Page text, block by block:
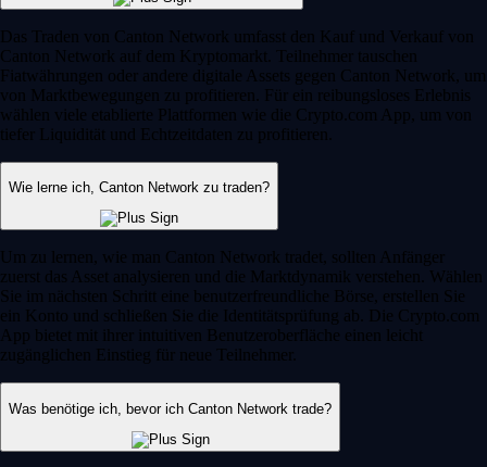
Das Traden von Canton Network umfasst den Kauf und Verkauf von
Canton Network auf dem Kryptomarkt. Teilnehmer tauschen
Fiatwährungen oder andere digitale Assets gegen Canton Network, um
von Marktbewegungen zu profitieren. Für ein reibungsloses Erlebnis
wählen viele etablierte Plattformen wie die Crypto.com App, um von
tiefer Liquidität und Echtzeitdaten zu profitieren.
Wie lerne ich, Canton Network zu traden?
Um zu lernen, wie man Canton Network tradet, sollten Anfänger
zuerst das Asset analysieren und die Marktdynamik verstehen. Wählen
Sie im nächsten Schritt eine benutzerfreundliche Börse, erstellen Sie
ein Konto und schließen Sie die Identitätsprüfung ab. Die Crypto.com
App bietet mit ihrer intuitiven Benutzeroberfläche einen leicht
zugänglichen Einstieg für neue Teilnehmer.
Was benötige ich, bevor ich Canton Network trade?